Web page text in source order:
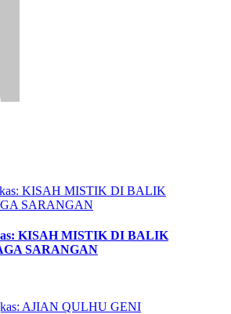
KISAH MISTIK DI BALIK
SARANGAN